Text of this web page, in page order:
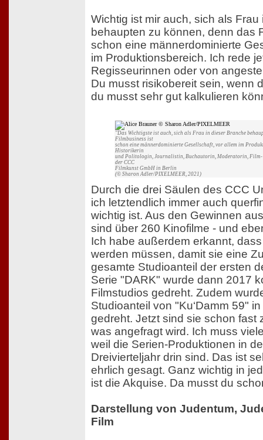
Wichtig ist mir auch, sich als
behaupten zu können, denn das
schon eine männerdominierte
im Produktionsbereich. Ich rede
Regisseurinnen oder von
Du musst risikobereit sein, wenn
du musst sehr gut kalkulieren
"Das Wichtigste ist auch, sich als Frau in dieser Branche
Filmbusiness ist
schon eine männerdominierte Gesellschaft, vor allem im
Historikerin
und Politologin, Journalistin, Buchautorin, Moderatorin, Film-
der CCC
Filmkunst GmbH in Berlin
(© Sharon Adler/PIXELMEER, 2021)
Durch die drei Säulen des CCC
ich letztendlich immer auch
wichtig ist. Aus den Gewinnen
sind über 260 Kinofilme - und
Ich habe außerdem erkannt,
werden müssen, damit sie eine
gesamte Studioanteil der ersten
Serie "DARK" wurde dann 2017
Filmstudios gedreht. Zudem
Studioanteil von "Ku‘Damm 59"
gedreht. Jetzt sind sie schon fast
was angefragt wird. Ich muss
weil die Serien-Produktionen in
Dreivierteljahr drin sind. Das ist
ehrlich gesagt. Ganz wichtig in
ist die Akquise. Da musst du
Darstellung von Judentum,
Film